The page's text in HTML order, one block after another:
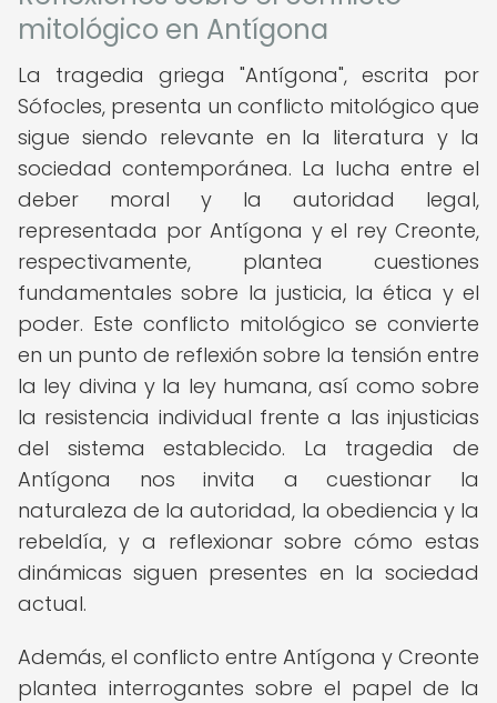
mitológico en Antígona
La tragedia griega "Antígona", escrita por
Sófocles, presenta un conflicto mitológico que
sigue siendo relevante en la literatura y la
sociedad contemporánea. La lucha entre el
deber moral y la autoridad legal,
representada por Antígona y el rey Creonte,
respectivamente, plantea cuestiones
fundamentales sobre la justicia, la ética y el
poder. Este conflicto mitológico se convierte
en un punto de reflexión sobre la tensión entre
la ley divina y la ley humana, así como sobre
la resistencia individual frente a las injusticias
del sistema establecido. La tragedia de
Antígona nos invita a cuestionar la
naturaleza de la autoridad, la obediencia y la
rebeldía, y a reflexionar sobre cómo estas
dinámicas siguen presentes en la sociedad
actual.
Además, el conflicto entre Antígona y Creonte
plantea interrogantes sobre el papel de la